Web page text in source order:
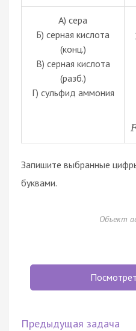
А) сера
Б) серная кислота
(конц.)
В) серная кислота
(разб.)
Г) сульфид аммония
Запишите выбранные
буквами.
Объект
Предыдущая задача